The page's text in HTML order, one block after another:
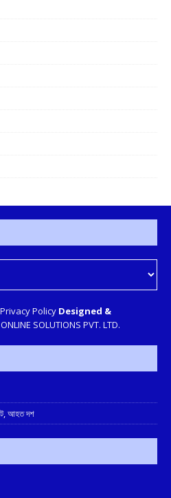
Privacy Policy Designed &
SOLUTIONS PVT. LTD.
আহত দশ